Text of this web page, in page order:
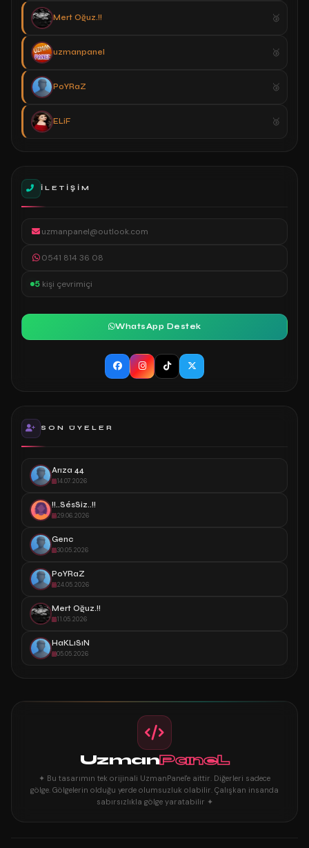
Mert Oğuz.!!
uzmanpanel
PoYRaZ
ELiF
İLETIŞIM
uzmanpanel@outlook.com
0541 814 36 08
5 kişi çevrimiçi
WhatsApp Destek
SON ÜYELER
Arıza 44
14.07.2026
!!..SésSiz..!!
29.06.2026
Genc
30.05.2026
PoYRaZ
24.05.2026
Mert Oğuz.!!
11.05.2026
HaKLıSıN
05.05.2026
UzmanPaneL
✦ Bu tasarımın tek orijinali UzmanPanel'e aittir. Diğerleri sadece
gölge. Gölgelerin olduğu yerde olumsuzluk olabilir. Çalışkan insanda
sabırsızlıkla gölge yaratabilir ✦